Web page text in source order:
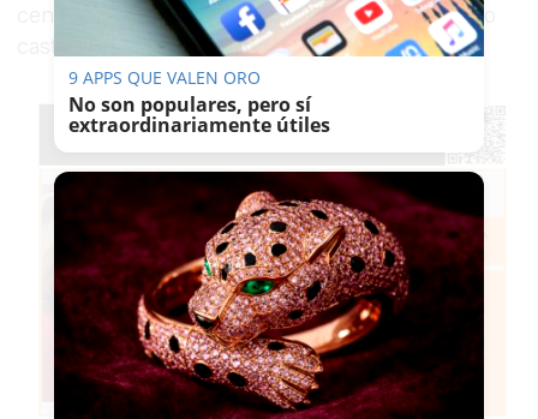
centímetros, tiene los ojos marrones y el cabello
9 APPS QUE VALEN ORO
No son populares, pero sí
extraordinariamente útiles